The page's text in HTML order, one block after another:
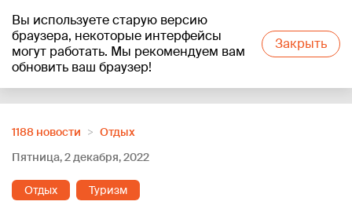
Вы используете старую версию
браузера, некоторые интерфейсы
могут работать. Мы рекомендуем вам
обновить ваш браузер!
Закрыть
+25°C
1188 новости
Отдых
Пятница, 2 декабря, 2022
Отдых Туризм